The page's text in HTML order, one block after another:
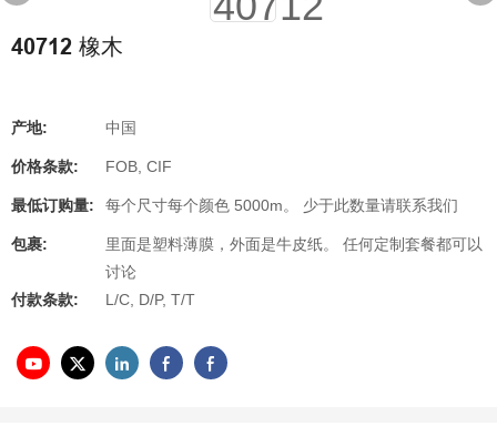
40712 橡木
产地: 中国
价格条款: FOB, CIF
最低订购量: 每个尺寸每个颜色 5000m。 少于此数量请联系我们
包裹:
里面是塑料薄膜，外面是牛皮纸。 任何定制套餐都可以
讨论
付款条款:
L/C, D/P, T/T